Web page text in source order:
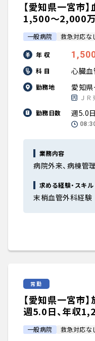
【愛知県一宮市
1,500〜2,000
一般病院 救急対応な
年 収
科 目 心臓
勤務地 愛知
Ｊ
勤務日数
週5.0日
業務内容
病院外来、病棟管
求める経験・スキル
末梢血管外科経験
常勤
【愛知県一宮市
週5.0日、年収
一般病院 救急対応な